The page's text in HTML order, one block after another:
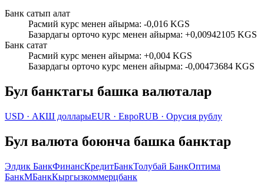
Банк сатып алат
Расмий курс менен айырма: -0,016 KGS
Базардагы орточо курс менен айырма: +0,00942105 KGS
Банк сатат
Расмий курс менен айырма: +0,004 KGS
Базардагы орточо курс менен айырма: -0,00473684 KGS
Бул банктагы башка валюталар
USD · АКШ долларыEUR · ЕвроRUB · Орусия рублу
Бул валюта боюнча башка банктар
Элдик БанкФинансКредитБанкТолубай БанкОптима
БанкМБанкКыргызкоммерцбанк